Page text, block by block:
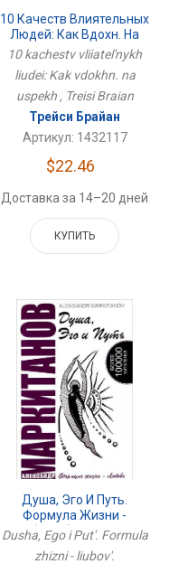
10 Качеств Влиятельных
Людей: Как Вдохн. На
Успех
10 kachestv vliiatel'nykh
liudei: Kak vdokhn. na
uspekh , Treisi Braian
Трейси Брайан
Артикул: 1432117
$22.46
Доставка за 14–20 дней
КУПИТЬ
Душа, Эго И Путь.
Формула Жизни -
Любовь. (КОМПЛЕКТ
Книга+CD)4-Е Изд.
Dusha, Ego i Put'. Formula
zhizni - liubov'.